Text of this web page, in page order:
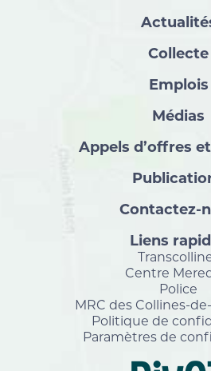
Collecte
Emplois
Médias
Appels d’offres
Contactez-
Liens
Centre
Police
MRC des Collines-
Politique de
Paramètres de